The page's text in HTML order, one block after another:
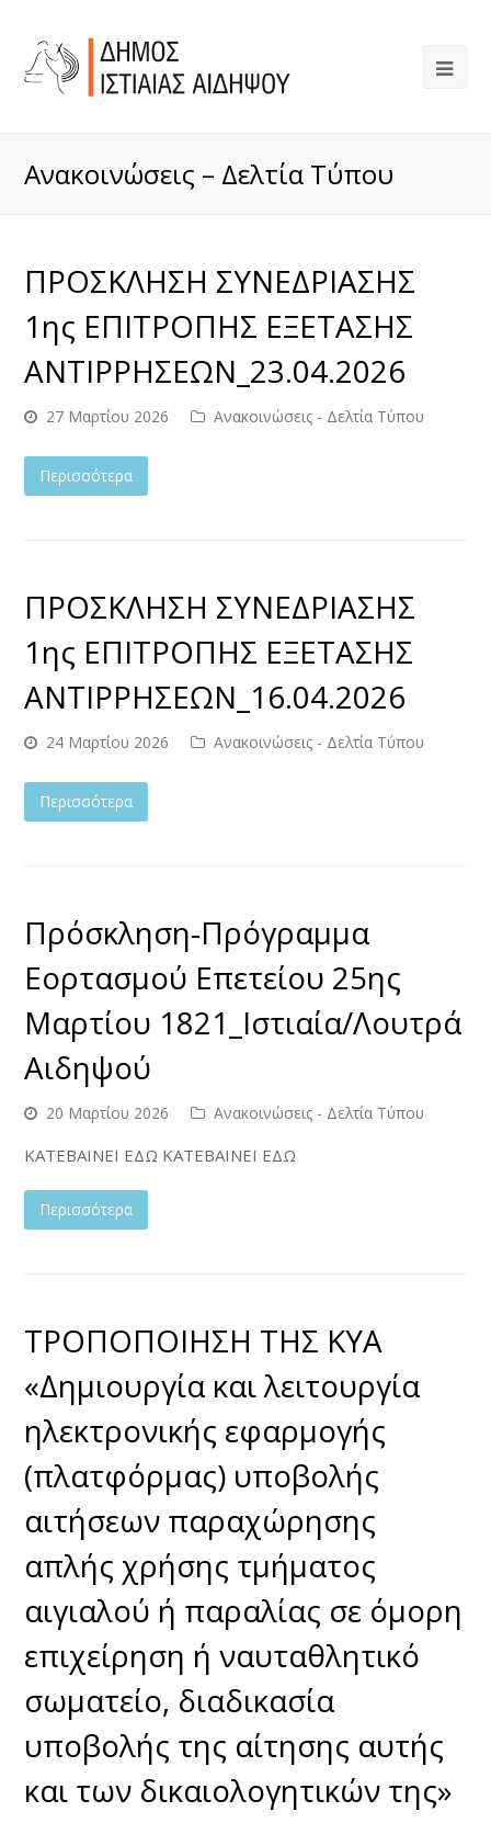
Ανακοινώσεις – Δελτία Τύπου
ΠΡΟΣΚΛΗΣΗ ΣΥΝΕΔΡΙΑΣΗΣ
1ης ΕΠΙΤΡΟΠΗΣ ΕΞΕΤΑΣΗΣ
ΑΝΤΙΡΡΗΣΕΩΝ_23.04.2026
27 Μαρτίου 2026 Ανακοινώσεις - Δελτία Τύπου
Περισσότερα
ΠΡΟΣΚΛΗΣΗ ΣΥΝΕΔΡΙΑΣΗΣ
1ης ΕΠΙΤΡΟΠΗΣ ΕΞΕΤΑΣΗΣ
ΑΝΤΙΡΡΗΣΕΩΝ_16.04.2026
24 Μαρτίου 2026 Ανακοινώσεις - Δελτία Τύπου
Περισσότερα
Πρόσκληση-Πρόγραμμα
Εορτασμού Επετείου 25ης
Μαρτίου 1821_Ιστιαία/Λουτρά
Αιδηψού
20 Μαρτίου 2026 Ανακοινώσεις - Δελτία Τύπου
ΚΑΤΕΒΑΙΝΕΙ ΕΔΩ ΚΑΤΕΒΑΙΝΕΙ ΕΔΩ
Περισσότερα
ΤΡΟΠΟΠΟΙΗΣΗ ΤΗΣ ΚΥΑ
«Δημιουργία και λειτουργία
ηλεκτρονικής εφαρμογής
(πλατφόρμας) υποβολής
αιτήσεων παραχώρησης
απλής χρήσης τμήματος
αιγιαλού ή παραλίας σε όμορη
επιχείρηση ή ναυταθλητικό
σωματείο, διαδικασία
υποβολής της αίτησης αυτής
και των δικαιολογητικών της»